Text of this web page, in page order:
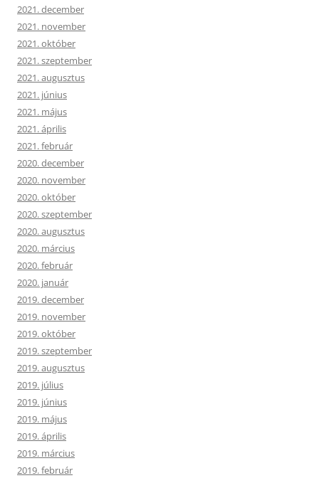
2021. december
2021. november
2021. október
2021. szeptember
2021. augusztus
2021. június
2021. május
2021. április
2021. február
2020. december
2020. november
2020. október
2020. szeptember
2020. augusztus
2020. március
2020. február
2020. január
2019. december
2019. november
2019. október
2019. szeptember
2019. augusztus
2019. július
2019. június
2019. május
2019. április
2019. március
2019. február